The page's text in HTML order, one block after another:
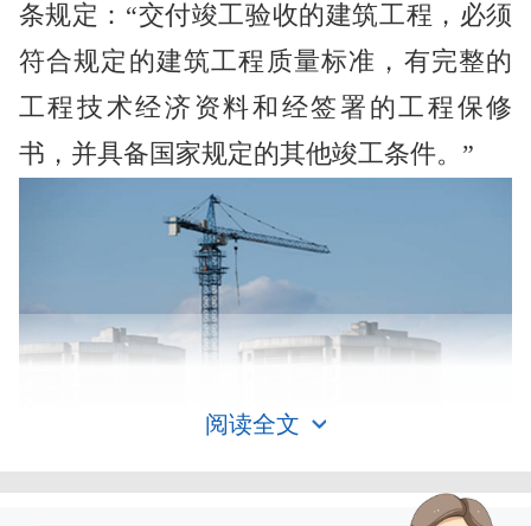
条规定：“交付竣工验收的建筑工程，必须
符合规定的建筑工程质量标准，有完整的
工程技术经济资料和经签署的工程保修
书，并具备国家规定的其他竣工条件。”
工程竣工后如何进行质量检测？
阅读全文